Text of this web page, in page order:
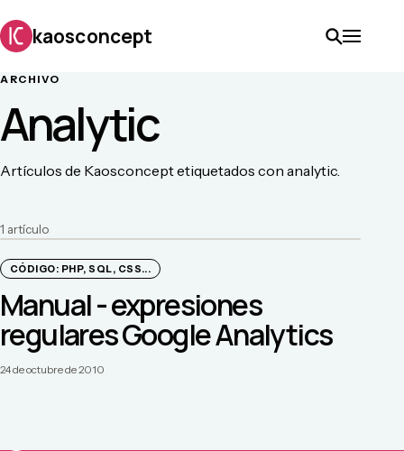
kaosconcept
ARCHIVO
Analytic
Artículos de Kaosconcept etiquetados con analytic.
1 artículo
CÓDIGO: PHP, SQL, CSS...
Manual - expresiones
regulares Google Analytics
24 de octubre de 2010